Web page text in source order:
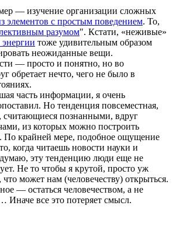
— изучение организации сложных
элементов с простым поведением. То,
разумом". Кстати, «неживые»
тоже удивительным образом
неожиданные вещи.
— просто и понятно, но во
обретает нечто, чего не было в
часть информации, я очень
Но тенденция повсеместная,
считающиеся познанными, вдруг
из которых можно построить
По крайней мере, подобное ощущение
когда читаешь новости науки и
эту тенденцию люди еще не
Не то чтобы я крутой, просто уж
может нам (человечеству) открыться.
— остаться человечеством, а не
Иначе все это потеряет смысл.